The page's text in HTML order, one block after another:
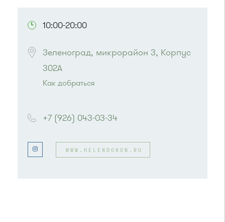
10:00-20:00
Зеленоград, микрорайон 3, Корпус
302А
Как добраться
Автобусы № 400, 400э
или до остановки"Дом быта"
№ 408м, 476м
+7 (926) 043-03-34
WWW.HELENDORON.RU